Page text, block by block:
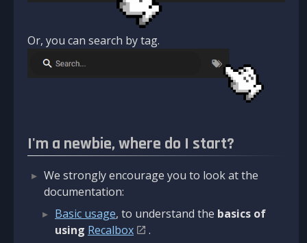
Or, you can search by tag.
I'm a newbie, where do I start?
We strongly encourage you to look at the
documentation:
Basic usage, to understand the basics of
using Recalbox
.